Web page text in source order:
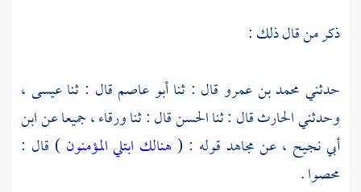
ذكر من قال ذلك :
حدثني محمد بن عمرو قال : ثناأبو عاصم قال : ثناعيسى ،
وحدثنيالحارثقال : ثناالحسنقال : ثناورقاء ،جميعا عنابن
أبي نجيح ، عنمجاهد قوله : (هنالك ابتلي المؤمنون) قال :
محصوا .